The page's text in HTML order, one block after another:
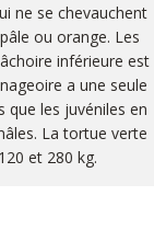
ne se chevauchent
ou orange. Les
inférieure est
a une seule
que les juvéniles en
La tortue verte
et 280 kg.